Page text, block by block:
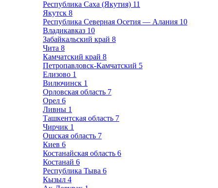
Республика Саха (Якутия) 11
Якутск 8
Республика Северная Осетия — Алания 10
Владикавказ 10
Забайкальский край 8
Чита 8
Камчатский край 8
Петропавловск-Камчатский 5
Елизово 1
Вилючинск 1
Орловская область 7
Орел 6
Ливны 1
Ташкентская область 7
Чирчик 1
Ошская область 7
Киев 6
Костанайская область 6
Костанай 6
Республика Тыва 6
Кызыл 4